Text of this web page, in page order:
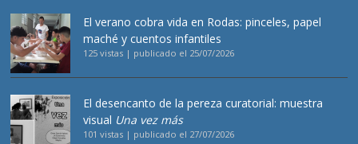
El verano cobra vida en Rodas: pinceles, papel
maché y cuentos infantiles
125 vistas | publicado el 25/07/2026
El desencanto de la pereza curatorial: muestra
visual Una vez más
101 vistas | publicado el 27/07/2026